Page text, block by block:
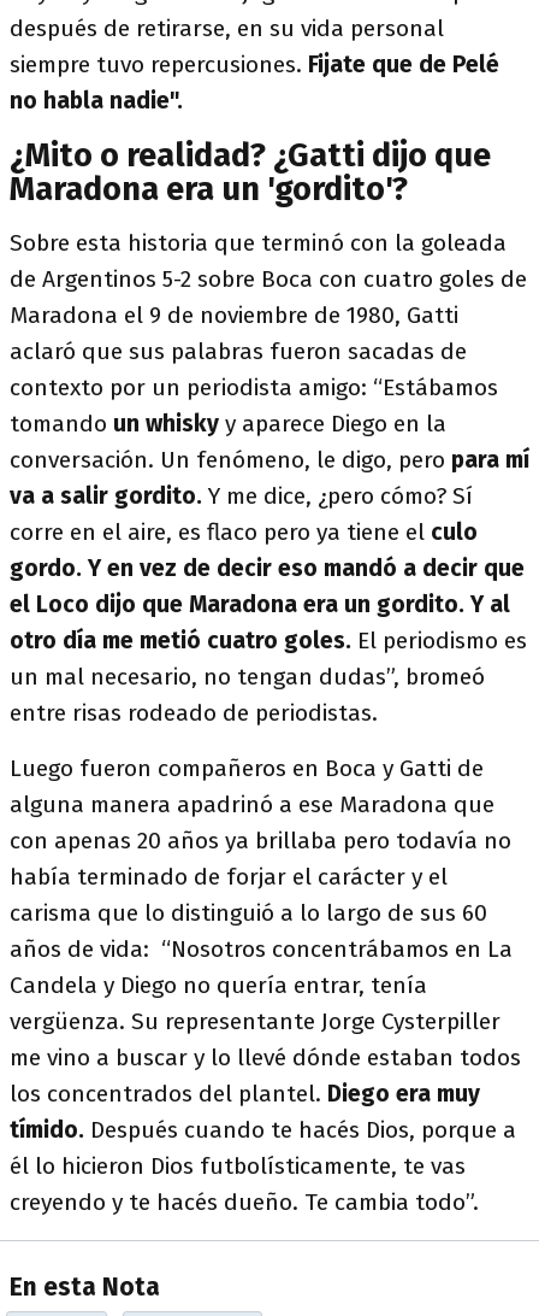
después de retirarse, en su vida personal
siempre tuvo repercusiones. Fijate que de Pelé
no habla nadie".
¿Mito o realidad? ¿Gatti dijo que
Maradona era un 'gordito'?
Sobre esta historia que terminó con la goleada
de Argentinos 5-2 sobre Boca con cuatro goles de
Maradona el 9 de noviembre de 1980, Gatti
aclaró que sus palabras fueron sacadas de
contexto por un periodista amigo: “Estábamos
tomando un whisky y aparece Diego en la
conversación. Un fenómeno, le digo, pero para mí
va a salir gordito. Y me dice, ¿pero cómo? Sí
corre en el aire, es flaco pero ya tiene el culo
gordo. Y en vez de decir eso mandó a decir que
el Loco dijo que Maradona era un gordito. Y al
otro día me metió cuatro goles. El periodismo es
un mal necesario, no tengan dudas”, bromeó
entre risas rodeado de periodistas.
Luego fueron compañeros en Boca y Gatti de
alguna manera apadrinó a ese Maradona que
con apenas 20 años ya brillaba pero todavía no
había terminado de forjar el carácter y el
carisma que lo distinguió a lo largo de sus 60
años de vida: “Nosotros concentrábamos en La
Candela y Diego no quería entrar, tenía
vergüenza. Su representante Jorge Cysterpiller
me vino a buscar y lo llevé dónde estaban todos
los concentrados del plantel. Diego era muy
tímido. Después cuando te hacés Dios, porque a
él lo hicieron Dios futbolísticamente, te vas
creyendo y te hacés dueño. Te cambia todo”.
En esta Nota